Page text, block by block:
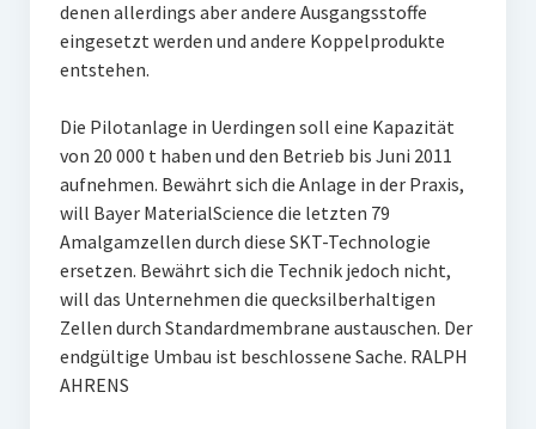
denen allerdings aber andere Ausgangsstoffe
eingesetzt werden und andere Koppelprodukte
entstehen.
Die Pilotanlage in Uerdingen soll eine Kapazität
von 20 000 t haben und den Betrieb bis Juni 2011
aufnehmen. Bewährt sich die Anlage in der Praxis,
will Bayer MaterialScience die letzten 79
Amalgamzellen durch diese SKT-Technologie
ersetzen. Bewährt sich die Technik jedoch nicht,
will das Unternehmen die quecksilberhaltigen
Zellen durch Standardmembrane austauschen. Der
endgültige Umbau ist beschlossene Sache. RALPH
AHRENS